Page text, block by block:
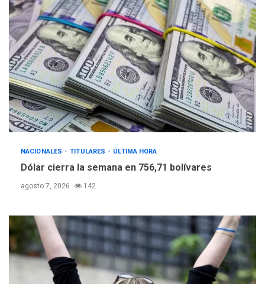
NACIONALES TITULARES ÚLTIMA HORA
Dólar cierra la semana en 756,71 bolívares
agosto 7, 2026 142